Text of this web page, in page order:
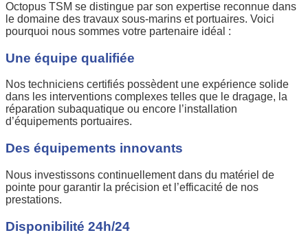
Octopus TSM se distingue par son expertise reconnue dans
le domaine des travaux sous-marins et portuaires. Voici
pourquoi nous sommes votre partenaire idéal :
Une équipe qualifiée
Nos techniciens certifiés possèdent une expérience solide
dans les interventions complexes telles que le dragage, la
réparation subaquatique ou encore l’installation
d’équipements portuaires.
Des équipements innovants
Nous investissons continuellement dans du matériel de
pointe pour garantir la précision et l’efficacité de nos
prestations.
Disponibilité 24h/24